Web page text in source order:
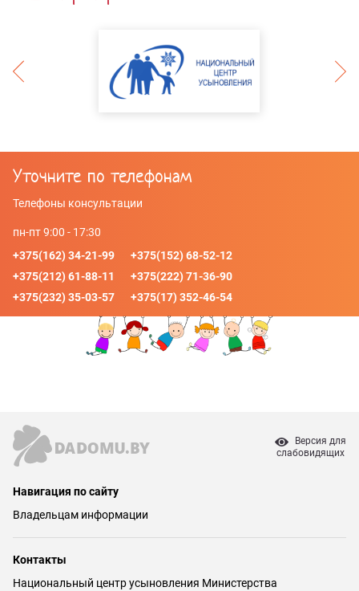
Уточните по телефонам
Телефоны консультации
пн-пт 9:00 - 17:30
+375(162) 34-21-99
+375(152) 68-52-12
+375(212) 61-88-11
+375(222) 71-36-90
+375(232) 35-03-57
+375(17) 352-46-54
Версия для
слабовидящих
Навигация по сайту
Владельцам информации
Контакты
Национальный центр усыновления Министерства